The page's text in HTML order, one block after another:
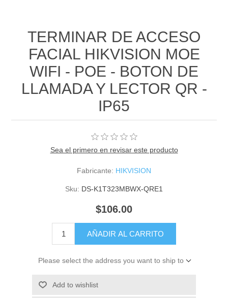
TERMINAR DE ACCESO
FACIAL HIKVISION MOE
WIFI - POE - BOTON DE
LLAMADA Y LECTOR QR -
IP65
Sea el primero en revisar este producto
Fabricante: HIKVISION
Sku: DS-K1T323MBWX-QRE1
$106.00
AÑADIR AL CARRITO
Please select the address you want to ship to
Add to wishlist